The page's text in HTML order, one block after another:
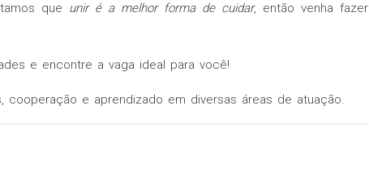
que unir é a melhor forma de cuidar, então venha fazer
e encontre a vaga ideal para você!
cooperação e aprendizado em diversas áreas de atuação.